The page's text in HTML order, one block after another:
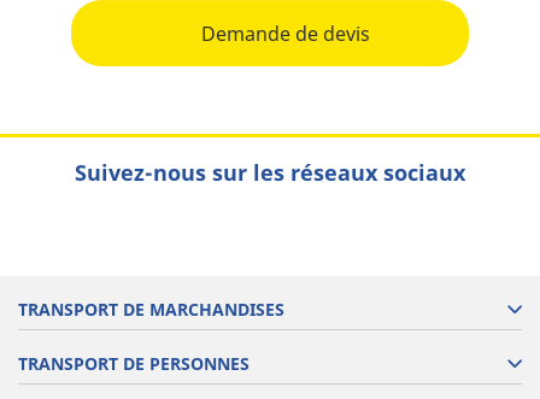
Demande de devis
Suivez-nous sur les réseaux sociaux
TRANSPORT DE MARCHANDISES
TRANSPORT DE PERSONNES